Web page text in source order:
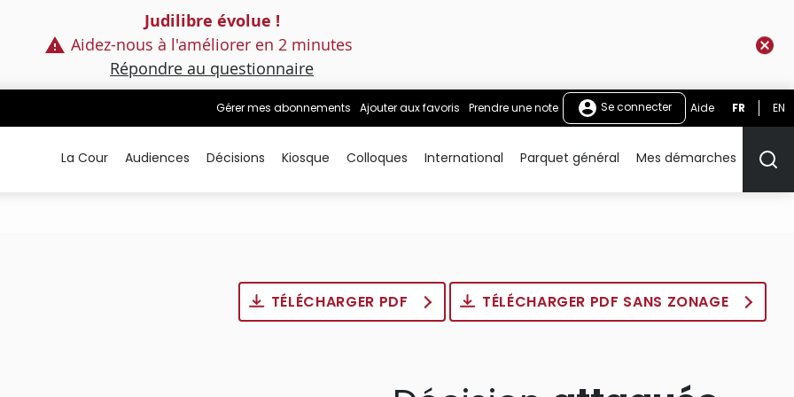
Judilibre évolue !
Aidez-nous à l'améliorer en 2 minutes
Répondre au questionnaire
Gérer mes abonnements Ajouter aux favoris Prendre une note Se connecter Aide FR EN
La Cour Audiences Décisions Kiosque Colloques International Parquet général Mes démarches
TÉLÉCHARGER PDF TÉLÉCHARGER PDF SANS ZONAGE